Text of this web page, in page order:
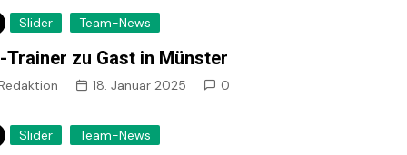
Slider Team-News
Trainer zu Gast in Münster
18. Januar 2025 0
Slider Team-News